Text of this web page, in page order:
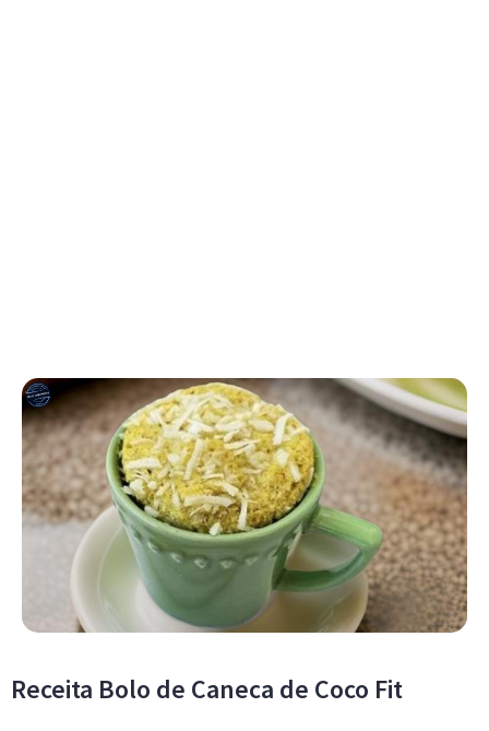
Receita Bolo de Caneca de Coco Fit